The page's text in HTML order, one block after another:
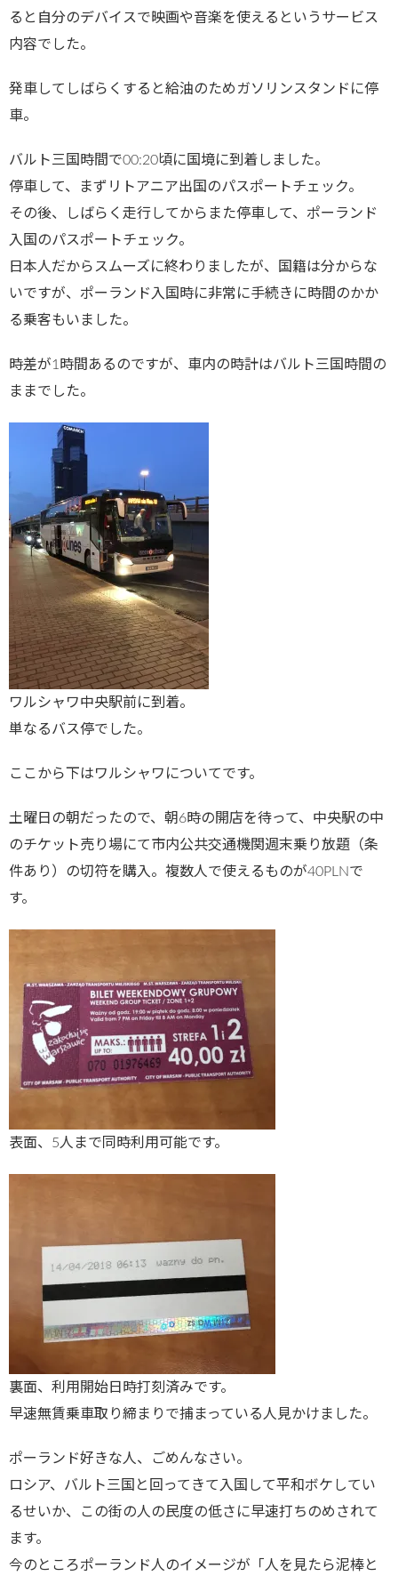
ると自分のデバイスで映画や音楽を使えるというサービス
内容でした。
発車してしばらくすると給油のためガソリンスタンドに停
車。
バルト三国時間で00:20頃に国境に到着しました。
停車して、まずリトアニア出国のパスポートチェック。
その後、しばらく走行してからまた停車して、ポーランド
入国のパスポートチェック。
日本人だからスムーズに終わりましたが、国籍は分からな
いですが、ポーランド入国時に非常に手続きに時間のかか
る乗客もいました。
時差が1時間あるのですが、車内の時計はバルト三国時間の
ままでした。
ワルシャワ中央駅前に到着。
単なるバス停でした。
ここから下はワルシャワについてです。
土曜日の朝だったので、朝6時の開店を待って、中央駅の中
のチケット売り場にて市内公共交通機関週末乗り放題（条
件あり）の切符を購入。複数人で使えるものが40PLNで
す。
表面、5人まで同時利用可能です。
裏面、利用開始日時打刻済みです。
早速無賃乗車取り締まりで捕まっている人見かけました。
ポーランド好きな人、ごめんなさい。
ロシア、バルト三国と回ってきて入国して平和ボケしてい
るせいか、この街の人の民度の低さに早速打ちのめされて
ます。
今のところポーランド人のイメージが「人を見たら泥棒と